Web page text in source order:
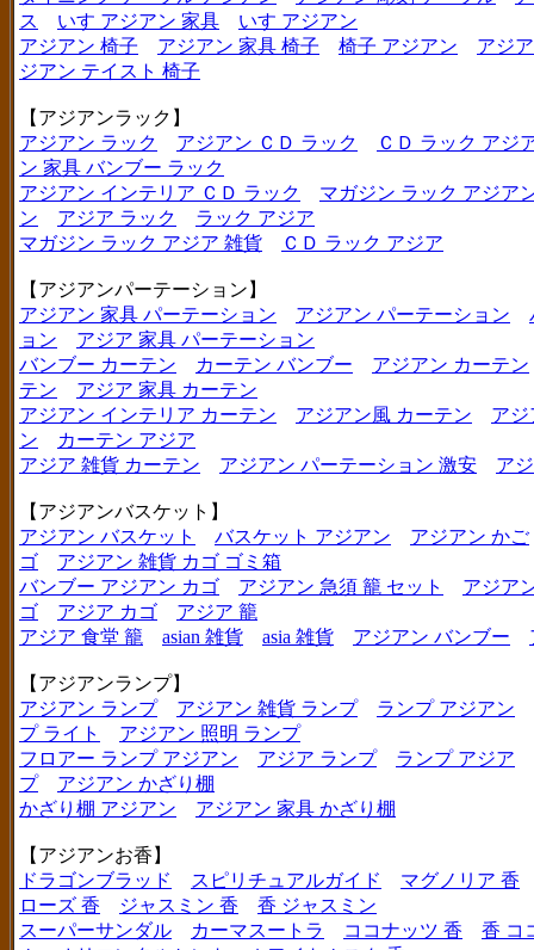
ス
いす アジアン 家具
いす アジアン
アジアン 椅子
アジアン 家具 椅子 椅子 アジアン
アジ
ジアン テイスト 椅子
【アジアンラック】
アジアン ラック
アジアン ＣＤ ラック
ＣＤ ラック アジ
ン 家具 バンブー ラック
アジアン インテリア ＣＤ ラック
マガジン ラック アジア
ン
アジア ラック
ラック アジア
マガジン ラック アジア 雑貨
ＣＤ ラック アジア
【アジアンパーテーション】
アジアン 家具 パーテーション
アジアン パーテーション
ョン
アジア 家具 パーテーション
バンブー カーテン
カーテン バンブー
アジアン カーテン
テン
アジア 家具 カーテン
アジアン インテリア カーテン
アジアン風 カーテン
アジ
ン
カーテン アジア
アジア 雑貨 カーテン
アジアン パーテーション 激安 ア
【アジアンバスケット】
アジアン バスケット
バスケット アジアン
アジアン かご
ゴ
アジアン 雑貨 カゴ ゴミ箱
バンブー アジアン カゴ
アジアン 急須 籠 セット
アジア
ゴ
アジア カゴ
アジア 籠
アジア 食堂 籠
asian 雑貨 asia 雑貨 アジアン バンブー
【アジアンランプ】
アジアン ランプ
アジアン 雑貨 ランプ
ランプ アジアン
プ ライト
アジアン 照明 ランプ
フロアー ランプ アジアン
アジア ランプ
ランプ アジア
プ
アジアン かざり棚
かざり棚 アジアン
アジアン 家具 かざり棚
【アジアンお香】
ドラゴンブラッド
スピリチュアルガイド
マグノリア 香
ローズ 香
ジャスミン 香
香 ジャスミン
スーパーサンダル
カーマスートラ ココナッツ 香
香 コ